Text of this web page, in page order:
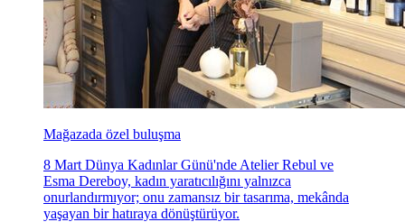
Mağazada özel buluşma
8 Mart Dünya Kadınlar Günü'nde Atelier Rebul ve
Esma Dereboy, kadın yaratıcılığını yalnızca
onurlandırmıyor; onu zamansız bir tasarıma, mekânda
yaşayan bir hatıraya dönüştürüyor.